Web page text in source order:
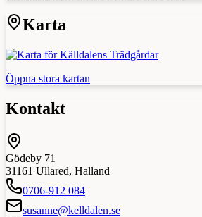
Karta
Öppna stora kartan
Kontakt
Gödeby 71
31161 Ullared, Halland
0706-912 084
susanne@kelldalen.se